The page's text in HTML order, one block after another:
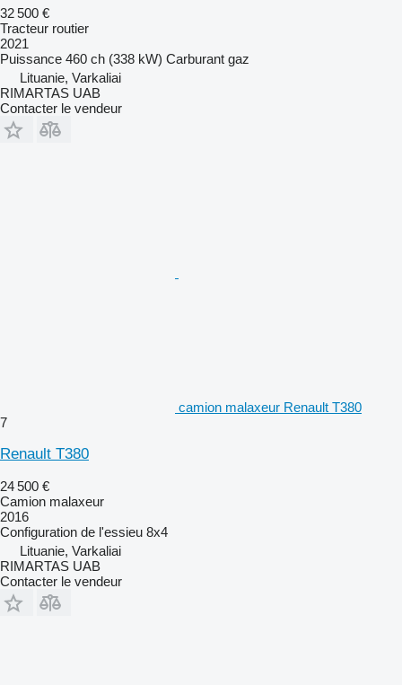
32 500 €
Tracteur routier
2021
Puissance 460 ch (338 kW) Carburant gaz
Lituanie, Varkaliai
RIMARTAS UAB
Contacter le vendeur
camion malaxeur Renault T380
7
Renault T380
24 500 €
Camion malaxeur
2016
Configuration de l'essieu 8x4
Lituanie, Varkaliai
RIMARTAS UAB
Contacter le vendeur